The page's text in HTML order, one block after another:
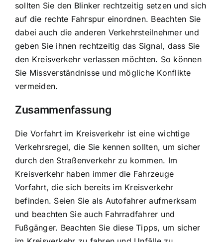
sollten Sie den Blinker rechtzeitig setzen und sich
auf die rechte Fahrspur einordnen. Beachten Sie
dabei auch die anderen Verkehrsteilnehmer und
geben Sie ihnen rechtzeitig das Signal, dass Sie
den Kreisverkehr verlassen möchten. So können
Sie Missverständnisse und mögliche Konflikte
vermeiden.
Zusammenfassung
Die Vorfahrt im Kreisverkehr ist eine wichtige
Verkehrsregel, die Sie kennen sollten, um sicher
durch den Straßenverkehr zu kommen. Im
Kreisverkehr haben immer die Fahrzeuge
Vorfahrt, die sich bereits im Kreisverkehr
befinden. Seien Sie als Autofahrer aufmerksam
und beachten Sie auch Fahrradfahrer und
Fußgänger. Beachten Sie diese Tipps, um sicher